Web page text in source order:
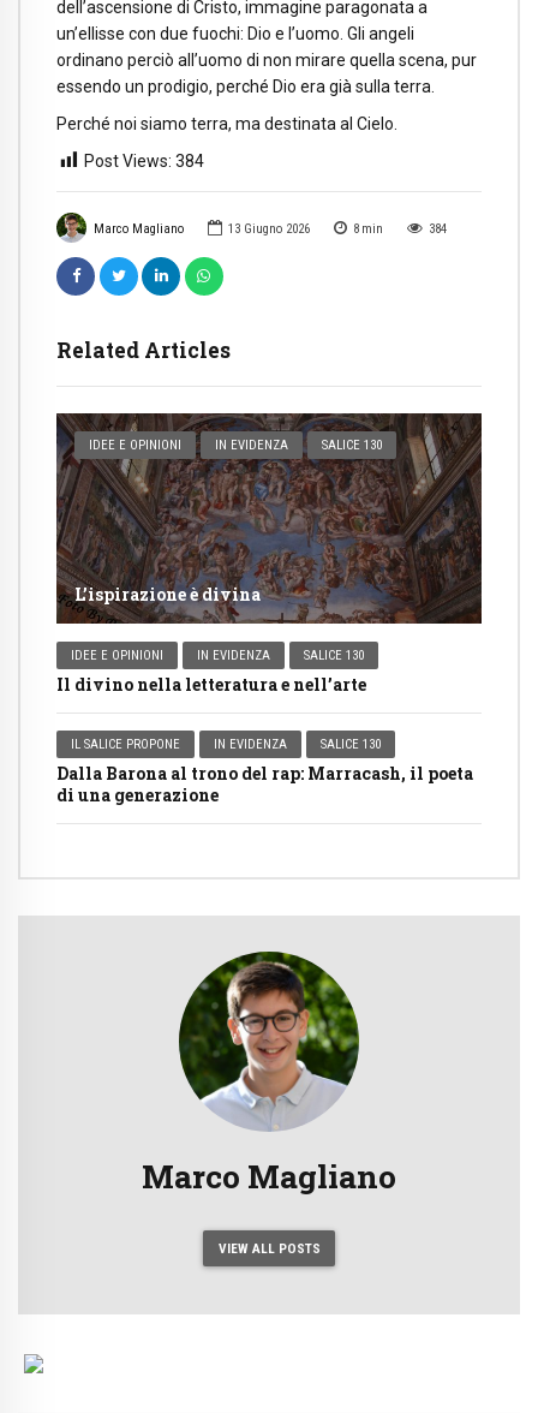
Marco Magliano 13 Giugno 2026 8 min 384
Related Articles
IDEE E OPINIONI IN EVIDENZA SALICE 130
L’ispirazione è divina
IDEE E OPINIONI IN EVIDENZA SALICE 130
Il divino nella letteratura e nell’arte
IL SALICE PROPONE IN EVIDENZA SALICE 130
Dalla Barona al trono del rap: Marracash, il poeta
di una generazione
dell’ascensione di Cristo, immagine paragonata a
un’ellisse con due fuochi: Dio e l’uomo. Gli angeli
ordinano perciò all’uomo di non mirare quella scena, pur
essendo un prodigio, perché Dio era già sulla terra.
Perché noi siamo terra, ma destinata al Cielo.
Post Views: 384
Marco Magliano
VIEW ALL POSTS